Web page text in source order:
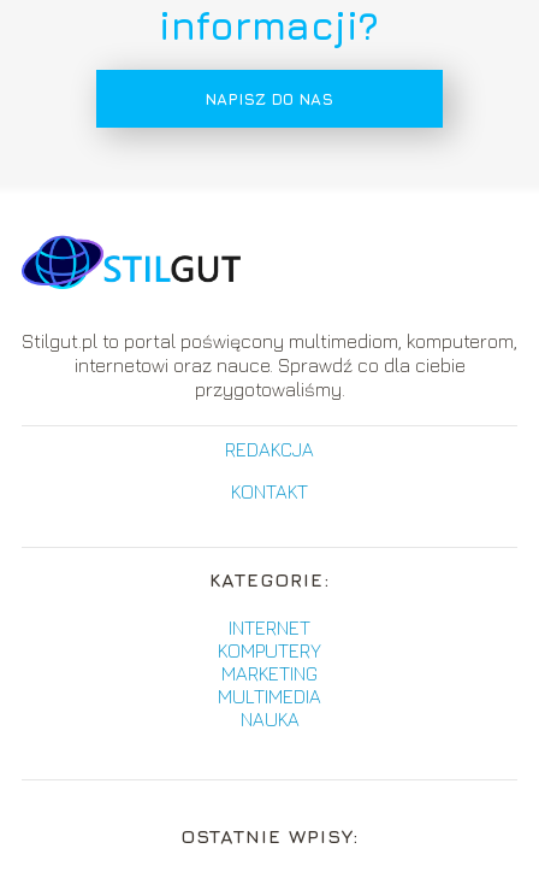
informacji?
NAPISZ DO NAS
Stilgut.pl to portal poświęcony multimediom, komputerom,
internetowi oraz nauce. Sprawdź co dla ciebie
przygotowaliśmy.
REDAKCJA
KONTAKT
KATEGORIE:
INTERNET
KOMPUTERY
MARKETING
MULTIMEDIA
NAUKA
OSTATNIE WPISY: